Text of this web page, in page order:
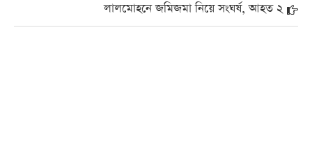
লালমোহনে জমিজমা নিয়ে সংঘর্ষ, আহত ২